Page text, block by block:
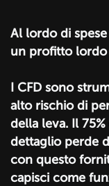
Al lordo di
un profitto lordo
I CFD sono
alto rischio di
della leva. Il
dettaglio perde
con questo
capisci come